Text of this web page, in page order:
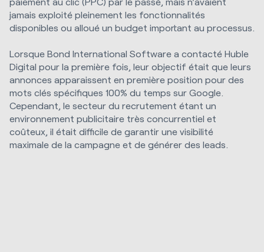
jamais exploité pleinement les fonctionnalités
disponibles ou alloué un budget important au processus.
Lorsque Bond International Software a contacté Huble
Digital pour la première fois, leur objectif était que leurs
annonces apparaissent en première position pour des
mots clés spécifiques 100% du temps sur Google.
Cependant, le secteur du recrutement étant un
environnement publicitaire très concurrentiel et
coûteux, il était difficile de garantir une visibilité
maximale de la campagne et de générer des leads.